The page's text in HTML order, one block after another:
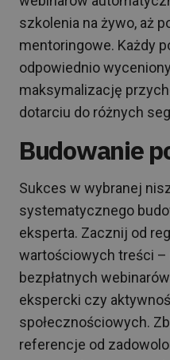
szkolenia na żywo, aż
mentoringowe. Każdy
odpowiednio
maksymalizację
dotarciu do różnych
Budowanie
Sukces w wybranej
systematycznego
eksperta. Zacznij od
wartościowych treści –
bezpłatnych
ekspercki czy
społecznościowych.
referencje od